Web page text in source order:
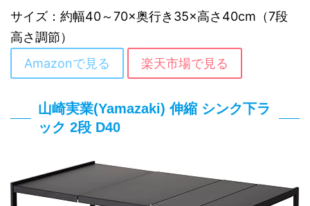
サイズ：約幅40～70×奥行き35×高さ40cm（7段
高さ調節）
Amazonで見る
楽天市場で見る
山崎実業(Yamazaki) 伸縮 シンク下ラ
ック 2段 D40